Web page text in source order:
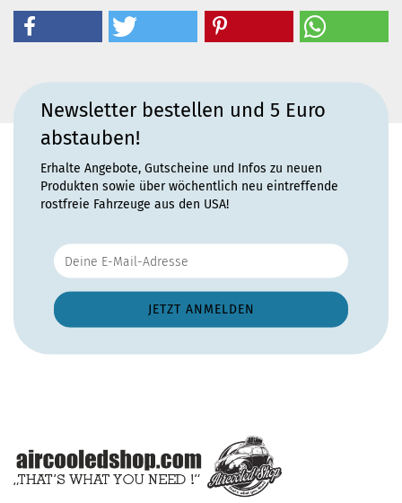
Newsletter bestellen und 5 Euro
abstauben!
Erhalte Angebote, Gutscheine und Infos zu neuen
Produkten sowie über wöchentlich neu eintreffende
rostfreie Fahrzeuge aus den USA!